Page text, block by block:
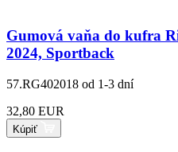
Gumová vaňa do kufra
2024, Sportback
57.RG402018 od 1-3 dní
32,80 EUR
Kúpiť